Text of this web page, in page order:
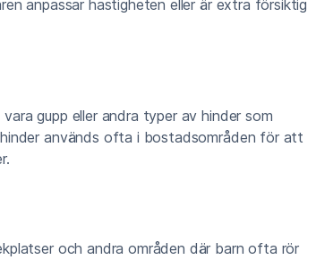
anpassar hastigheten eller är extra försiktig
gupp eller andra typer av hinder som
används ofta i bostadsområden för att
och andra områden där barn ofta rör